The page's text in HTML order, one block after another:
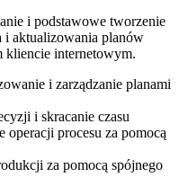
i podstawowe tworzenie
i aktualizowania planów
internetowym.
i zarządzanie planami
i skracanie czasu
operacji procesu za pomocą
za pomocą spójnego